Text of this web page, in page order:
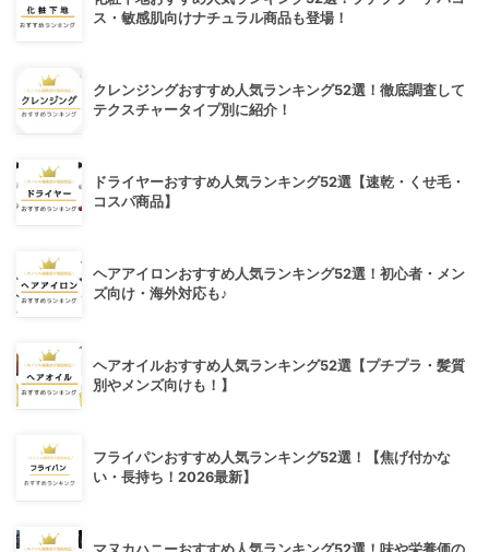
ス・敏感肌向けナチュラル商品も登場！
クレンジングおすすめ人気ランキング52選！徹底調査して
テクスチャータイプ別に紹介！
ドライヤーおすすめ人気ランキング52選【速乾・くせ毛・
コスパ商品】
ヘアアイロンおすすめ人気ランキング52選！初心者・メン
ズ向け・海外対応も♪
ヘアオイルおすすめ人気ランキング52選【プチプラ・髪質
別やメンズ向けも！】
フライパンおすすめ人気ランキング52選！【焦げ付かな
い・長持ち！2026最新】